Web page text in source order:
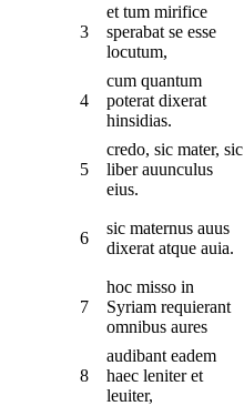
3
et tum mirifice
sperabat se esse
locutum,
4
cum quantum
poterat dixerat
hinsidias.
5
credo, sic mater, sic
liber auunculus
eius.
6
sic maternus auus
dixerat atque auia.
7
hoc misso in
Syriam requierant
omnibus aures
8
audibant eadem
haec leniter et
leuiter,